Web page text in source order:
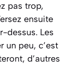
pas trop,
ensuite
dessus. Les
un peu, c’est
d’autres